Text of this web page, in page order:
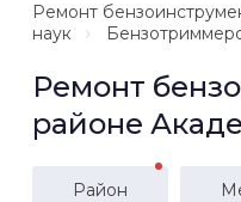
Ремонт
наук
Ремонт
районе
Район